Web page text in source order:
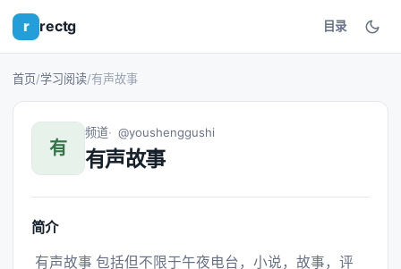
r rectg 目录
首页/学习阅读/有声故事
有
频道 @youshenggushi
有声故事
简介